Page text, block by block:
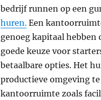
bedrijf runnen op een
huren.Een
genoeg kapitaal hebben
goede keuze voor
betaalbare opties. Het
productieve omgeving te
kantoorruimte zoals